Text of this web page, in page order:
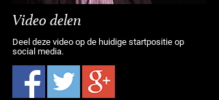
Video delen
Deel deze video op de huidige startpositie op
social media.